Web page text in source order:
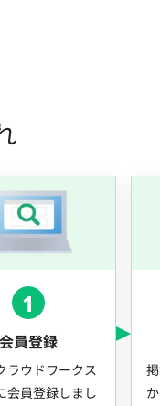
1
会員登録
ラウドワークス
会員登録しまし